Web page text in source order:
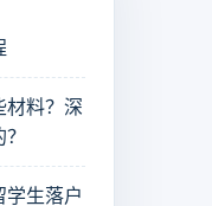
材料？深
学生落户